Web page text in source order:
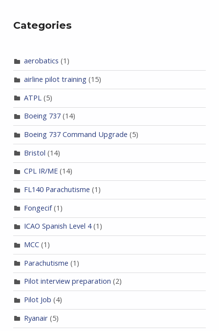
Categories
aerobatics (1)
airline pilot training(15)
ATPL (5)
Boeing 737(14)
Boeing 737 Command Upgrade (5)
Bristol (14)
CPL IR/ME(14)
FL140 Parachutisme (1)
Fongecif(1)
ICAO Spanish Level 4(1)
MCC(1)
Parachutisme (1)
Pilot interview preparation (2)
Pilot Job (4)
Ryanair(5)